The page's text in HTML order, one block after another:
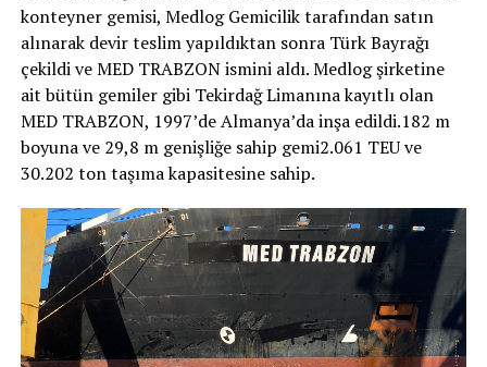
konteyner gemisi, Medlog Gemicilik tarafından satın
alınarak devir teslim yapıldıktan sonra Türk Bayrağı
çekildi ve MED TRABZON ismini aldı. Medlog şirketine
ait bütün gemiler gibi Tekirdağ Limanına kayıtlı olan
MED TRABZON, 1997’de Almanya’da inşa edildi.182 m
boyuna ve 29,8 m genişliğe sahip gemi2.061 TEU ve
30.202 ton taşıma kapasitesine sahip.